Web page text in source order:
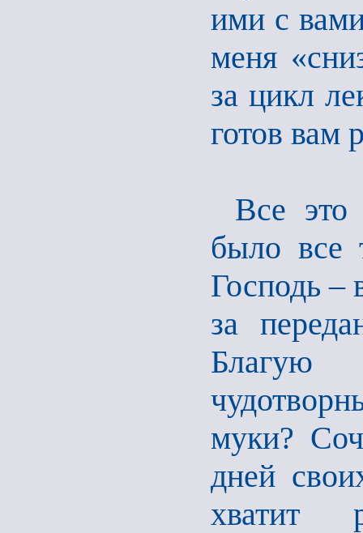
ими с
меня
за цикл
готов вам
Все
было все
Господь –
за
Благую
муки?
дней
хватит